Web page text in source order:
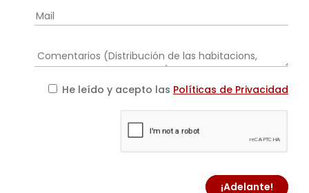
He leído y acepto las Políticas de Privacidad
¡Adelante!